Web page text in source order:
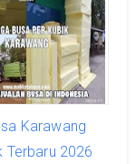
Karawang
Terbaru 2026